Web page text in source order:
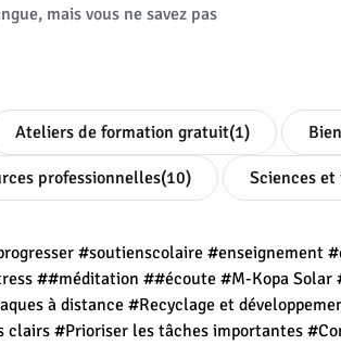
mais vous ne savez pas
Ateliers de formation gratuit(1)
professionnelles(10) Sciences
#soutienscolaire #enseignement
##méditation ##écoute #M-Kopa Solar
à distance #Recyclage et
clairs #Prioriser les tâches importantes